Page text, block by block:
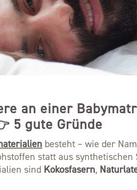
an einer
5 gute Gründe
besteht – wie der
statt aus synthetischen
sind Kokosfasern,